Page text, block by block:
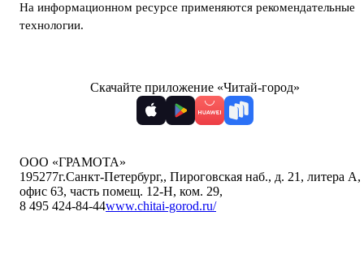
На информационном ресурсе применяются рекомендательные
технологии.
Скачайте приложение «Читай-город»
ООО «ГРАМОТА»
195277г.Санкт-Петербург,, Пироговская наб., д. 21, литера А,
офис 63, часть помещ. 12-Н, ком. 29,
8 495 424-84-44www.chitai-gorod.ru/